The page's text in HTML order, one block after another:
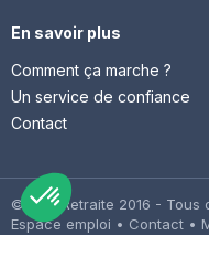
En savoir plus
Comment ça marche ?
Un service de confiance
Contact
© Cap Retraite 2016 - Tous
Espace emploi • Contact •